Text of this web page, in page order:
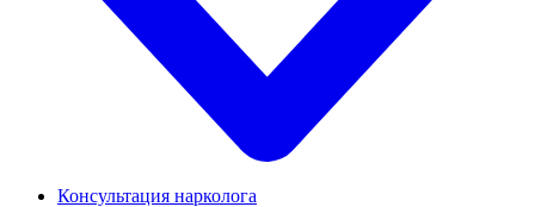
Консультация нарколога